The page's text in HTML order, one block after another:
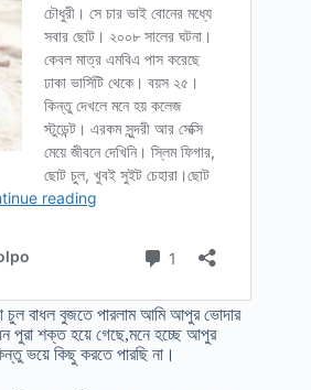
চুল বাধল বুজতে পারলাম আমি আপুর ভোদার
পুরা শক্ত হয়ে গেছে,মনে হচ্ছে আপুর
ভয়ে কিছু করতে পারছি না।